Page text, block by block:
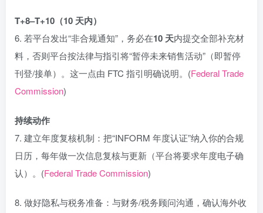
T+8–T+10（10 天内）
6. 若平台发出“非合规通知”，务必在10 天内提交全部补充材
料，否则平台按法律与指引将“暂停未来销售活动”（即暂停
刊登/接单）。这一点由 FTC 指引明确说明。(Federal Trade
Commission)
持续动作
7. 建立年度复核机制：把“INFORM 年度认证”纳入你的合规
日历，每年做一次信息复核与更新（平台将要求年度电子确
认）。(Federal Trade Commission)
8. 做好隐私与税务准备：与财务/税务顾问沟通，确认海外收